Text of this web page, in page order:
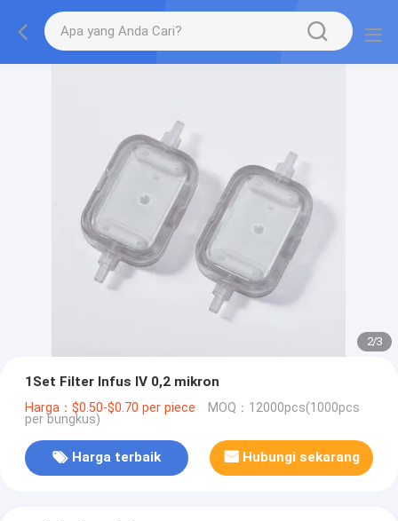
2/3
1Set Filter Infus IV 0,2 mikron
Harga：$0.50-$0.70 per piece MOQ：12000pcs(1000pcs
per bungkus)
Harga terbaik Hubungi sekarang